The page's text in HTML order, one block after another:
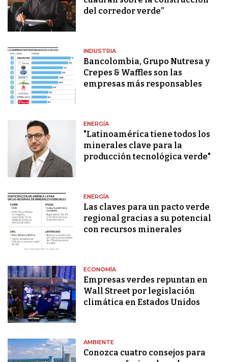
del corredor verde”
INDUSTRIA
Bancolombia, Grupo Nutresa y
Crepes & Waffles son las
empresas más responsables
ENERGÍA
"Latinoamérica tiene todos los
minerales clave para la
producción tecnológica verde"
ENERGÍA
Las claves para un pacto verde
regional gracias a su potencial
con recursos minerales
ECONOMÍA
Empresas verdes repuntan en
Wall Street por legislación
climática en Estados Unidos
AMBIENTE
Conozca cuatro consejos para